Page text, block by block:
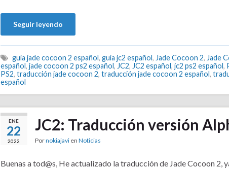
Seguir leyendo
guía jade cocoon 2 español, guía jc2 español, Jade Cocoon 2, Jade
español, jade cocoon 2 ps2 español, JC2, JC2 español, jc2 ps2 español,
PS2, traducción jade cocoon 2, traducción jade cocoon 2 español,
español
ENE
22
2022
JC2: Traducción versión
Pornokiajavien Noticias
Buenas a tod@s, He actualizado la traducción de Jade Cocoon 2,